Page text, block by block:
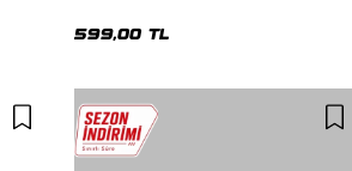
599,00 TL